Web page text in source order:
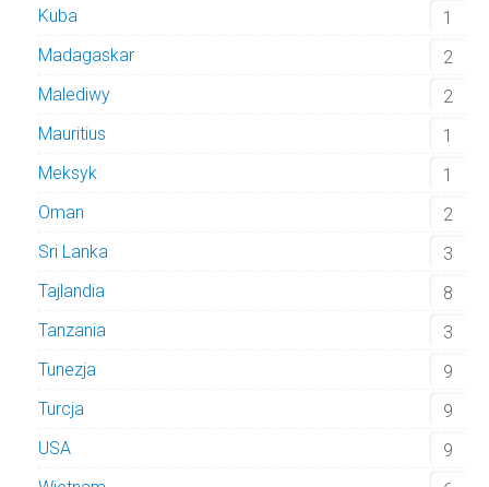
Kuba
1
Madagaskar
2
Malediwy
2
Mauritius
1
Meksyk
1
Oman
2
Sri Lanka
3
Tajlandia
8
Tanzania
3
Tunezja
9
Turcja
9
USA
9